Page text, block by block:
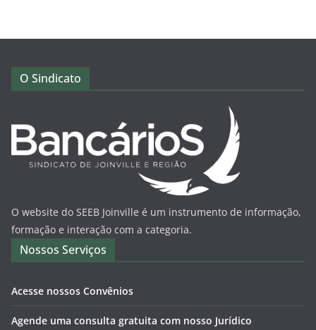
O Sindicato
O website do SEEB Joinville é um instrumento de informação,
formação e interação com a categoria.
Nossos Serviços
Acesse nossos Convênios
Agende uma consulta gratuita com nosso Jurídico